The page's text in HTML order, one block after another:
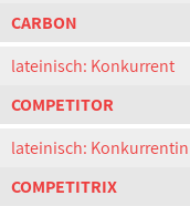
CARBON
lateinisch: Konkurrent
COMPETITOR
lateinisch: Konkurrentin
COMPETITRIX